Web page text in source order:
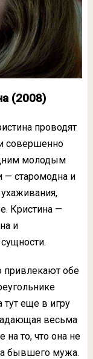
(2008)
проводят
совершенно
молодым
— старомодна и
Кристина —
и
привлекают обе
тут еще в игру
весьма
то, что она не
бывшего мужа.